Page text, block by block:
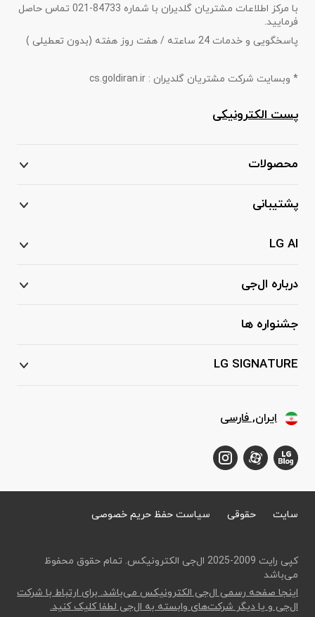
با مرکز اطلاعات مشتریان گلدیران با شماره 84733-021 تماس حاصل
فرمایید.
پاسخگویی و خدمات 24 ساعته / هفت روز هفته (بدون تعطیلی )
* وبسایت شرکت مشتریان گلدیران : cs.goldiran.ir
پست الکترونیکی
محصولات
پشتیبانی
LG AI
درباره ال‌جی
جشنواره ها
LG SIGNATURE
ایران, فارسی
سایت حقوقی سیاست حفظ حریم خصوصی
کپی رایت 2009-2025 ال‌جی الکترونیکس. تمام حقوق محفوظ
می‌باشد
اینجا صفحه رسمی ال‌جی الکترونیکس می‌باشد. برای ارتباط با شرکت
ال‌جی و یا دیگر شرکت‌های وابسته به ال‌جی لطفا کلیک کنید.